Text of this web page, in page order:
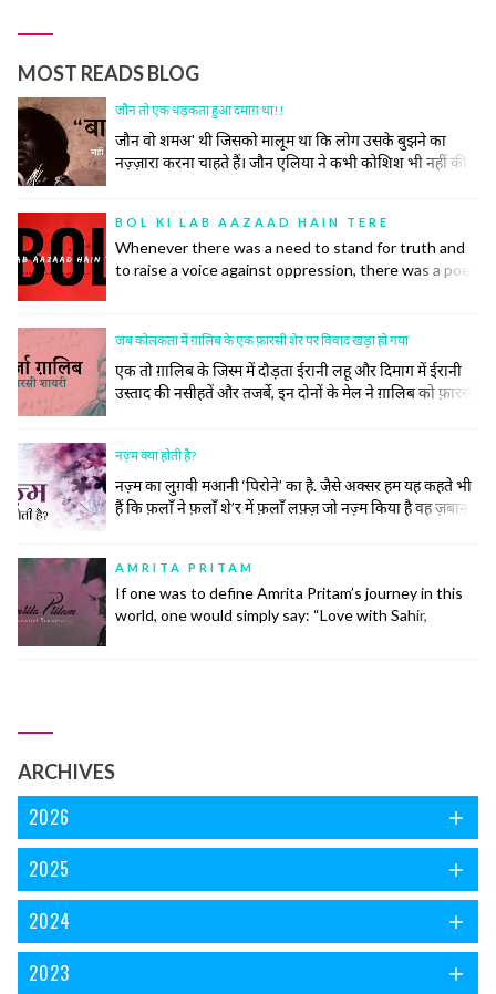
MOST READS BLOG
जौन तो एक धड़कता हुआ दमाग़ था!!
जौन वो शमअ' थी जिसको मालूम था कि लोग उसके बुझने का
नज़्ज़ारा करना चाहते हैं। जौन एलिया ने कभी कोशिश भी नहीं की
महफ़िल रो दिया।
BOL KI LAB AAZAAD HAIN TERE
Whenever there was a need to stand for truth and
to raise a voice against oppression, there was a poet
did not, however, come easily to the poets.
जब कोलकता में ग़ालिब के एक फ़ारसी शेर पर विवाद खड़ा हो गया
एक तो ग़ालिब के जिस्म में दौड़ता ईरानी लहू और दिमाग में ईरानी
उस्ताद की नसीहतें और तजर्बे, इन दोनों के मेल ने ग़ालिब को फ़ारसी
समझने का अंदाज तक ख़ालिस ईरानी हो गया।
नज़्म क्या होती है?
नज़्म का लुग़वी मआनी ‘पिरोने’ का है. जैसे अक्सर हम यह कहते भी
हैं कि फ़लाँ ने फ़लाँ शे’र में फ़लाँ लफ़्ज़ जो नज़्म किया है वह ज़बान
बेश्तर तीन... continue reading
AMRITA PRITAM
If one was to define Amrita Pritam’s journey in this
world, one would simply say: “Love with Sahir,
ARCHIVES
2026
2025
2024
2023